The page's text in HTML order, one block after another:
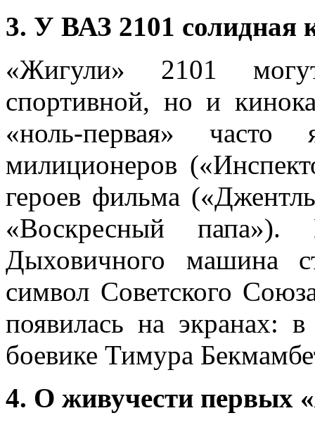
3. У ВАЗ 2101 солидная
«Жигули» 2101
спортивной, но и
«ноль-первая» часто
милиционеров
героев фильма
«Воскресный
Дыховичного машина
символ Советского
появилась на экранах:
боевике Тимура
4. О живучести первых